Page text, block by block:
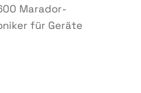
Marador-
für Geräte